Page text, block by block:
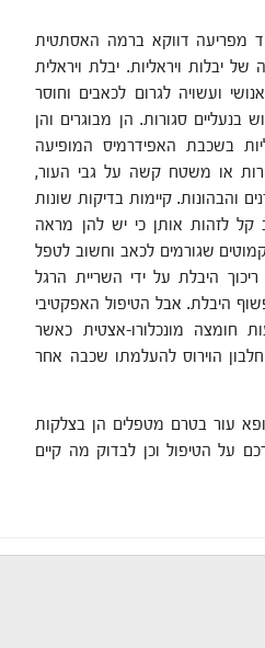
מפריעה דווקא ברמה האסתטית
יבלות ויראליות. יבלת ויראלית
ועשויה לגרום לכאבים וחוסר
בנעליים סגורות. הן מבוגרים והן
בשכבת האפידרמיס המופיעה
או משטח קשה על גבי העור,
והבהונות. קיימות בדיקות שונות
קל לזהות אותן כי יש להן מראה
קמוטים שגורמים לכאב וחשוב לטפל
היבלת על ידי השריית הרגל
היבלת. אבל הטיפול האפקטיבי
חומצה מונכלורו-אצטית כאשר
הוירוס להעלמתו שכבה אחר
עור בטרם מטפלים הן בצלקות
על הטיפול וכן לבדוק מה קיים